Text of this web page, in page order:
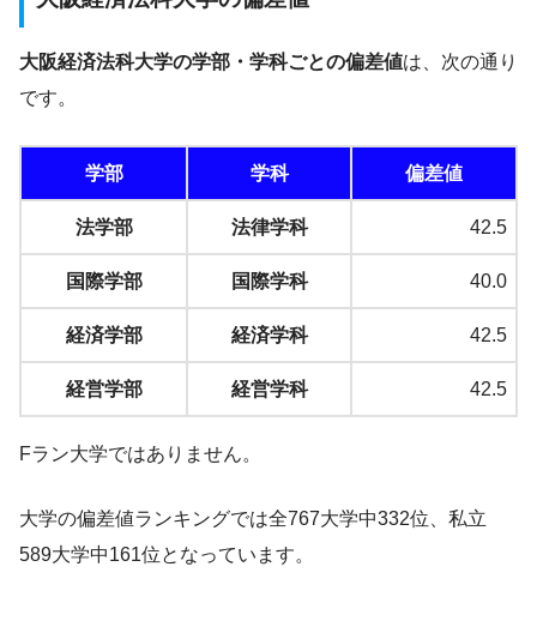
大阪経済法科大学の学部・学科ごとの偏差値は、次の通り
です。
学部 学科 偏差値
法学部 法律学科 42.5
国際学部 国際学科 40.0
経済学部 経済学科 42.5
経営学部 経営学科 42.5
Fラン大学ではありません。
大学の偏差値ランキングでは全767大学中332位、私立
589大学中161位となっています。